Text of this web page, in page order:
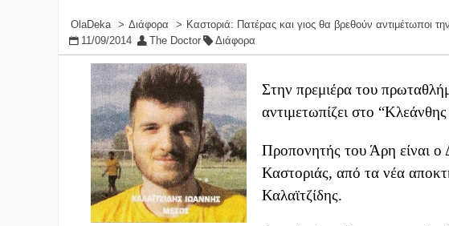
OlaDeka Διάφορα
Καστοριά: Πατέρας και γιος θα βρεθούν αντιμέτωποι
11/09/2014
The Doctor Διάφορα
Στην πρεμιέρα του
αντιμετωπίζει στο
Προπονητής του Άρη είναι ο
Καστοριάς, από τα νέα
Καλαϊτζίδης.